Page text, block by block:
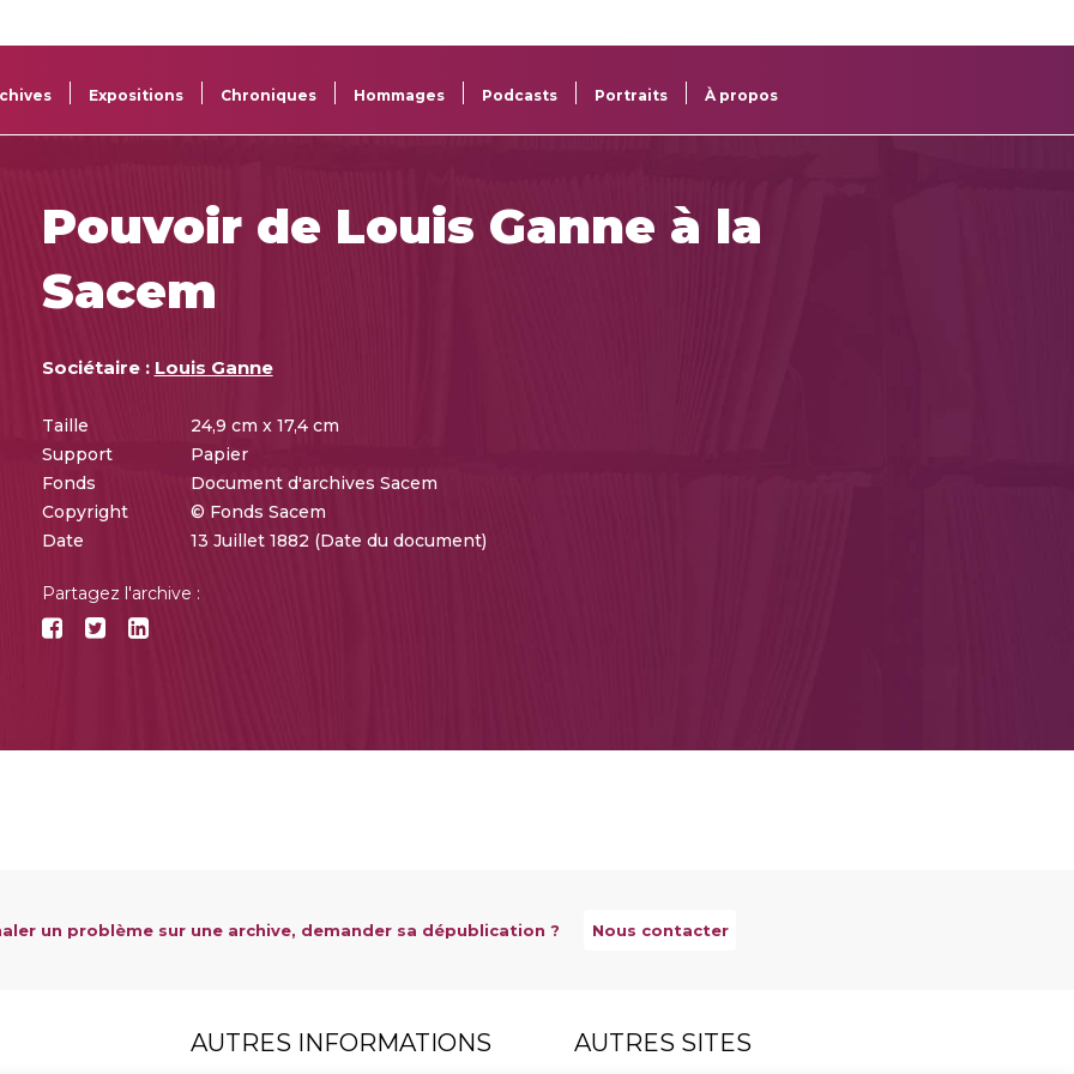
Sacem
projets
Sacem
des œuvres
Expositions Chroniques Hommages Podcasts Portraits À propos
Pouvoir de Louis Ganne à la
Sacem
Sociétaire : Louis Ganne
Taille
24,9 cm x 17,4 cm
Support
Papier
Fonds
Document d'archives Sacem
Copyright
© Fonds Sacem
Date
13 Juillet 1882 (Date du document)
Partagez l'archive :
un problème sur une archive, demander sa dépublication ? Nous contacter
AUTRES INFORMATIONS AUTRES SITES